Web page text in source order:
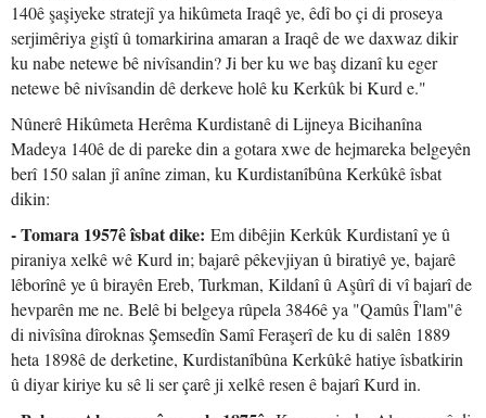
140ê şaşiyeke stratejî ya hikûmeta Iraqê ye, êdî bo çi di proseya
serjimêriya giştî û tomarkirina amaran a Iraqê de we daxwaz dikir
ku nabe netewe bê nivîsandin? Ji ber ku we baş dizanî ku eger
netewe bê nivîsandin dê derkeve holê ku Kerkûk bi Kurd e."
Nûnerê Hikûmeta Herêma Kurdistanê di Lijneya Bicihanîna
Madeya 140ê de di pareke din a gotara xwe de hejmareka belgeyên
berî 150 salan jî anîne ziman, ku Kurdistanîbûna Kerkûkê îsbat
dikin:
- Tomara 1957ê îsbat dike: Em dibêjin Kerkûk Kurdistanî ye û
piraniya xelkê wê Kurd in; bajarê pêkevjiyan û biratiyê ye, bajarê
lêborînê ye û birayên Ereb, Turkman, Kildanî û Aşûrî di vî bajarî de
hevparên me ne. Belê bi belgeya rûpela 3846ê ya "Qamûs Î'lam"ê
di nivîsîna dîroknas Şemsedîn Samî Feraşerî de ku di salên 1889
heta 1898ê de derketine, Kurdistanîbûna Kerkûkê hatiye îsbatkirin
û diyar kiriye ku sê li ser çarê ji xelkê resen ê bajarî Kurd in.